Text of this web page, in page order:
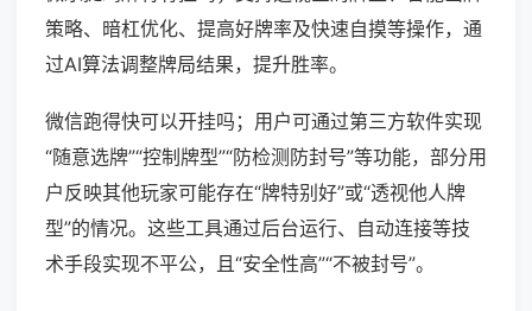
策略、暗杠优化、提高好牌率及快速自摸等操作，通
过AI算法调整牌局结果，提升胜率。
微信跑得快可以开挂吗；用户可通过第三方软件实现
“随意选牌”“控制牌型”“防检测防封号”等功能，部分用
户反映其他玩家可能存在“牌特别好”或“透视他人牌
型”的情况。这些工具通过后台运行、自动连接等技
术手段实现不平公，且“安全性高”“不被封号”。